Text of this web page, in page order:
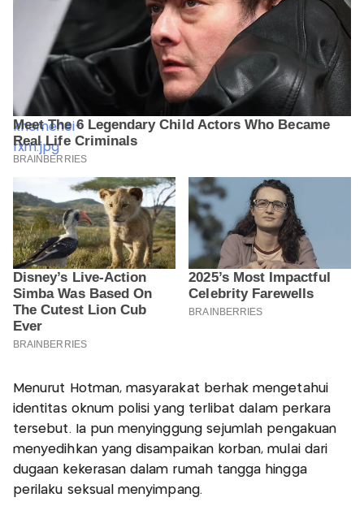
Menurut Hotman, masyarakat berhak mengetahui
identitas oknum polisi yang terlibat dalam perkara
tersebut. Ia pun menyinggung sejumlah pengakuan
menyedihkan yang disampaikan korban, mulai dari
dugaan kekerasan dalam rumah tangga hingga
perilaku seksual menyimpang.